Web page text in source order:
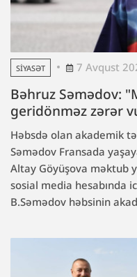
SIYASƏT 7 Avqust
Bəhruz Səmədov:
geridönməz zərər
Həbsdə olan akademik
Səmədov Fransada
Altay Göyüşova məktub
sosial media hesabında
B.Səmədov həbsinin